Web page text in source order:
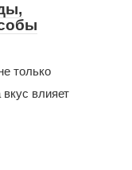
только
влияет